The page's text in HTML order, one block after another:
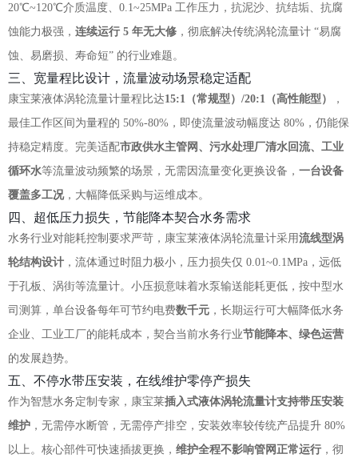
20℃~120℃介质温度、0.1~25MPa 工作压力，抗泥沙、抗结垢、抗腐
蚀能力极强， 连续运行 5 年无大修 ，彻底解决传统涡轮流量计 “易腐
蚀、易磨损、寿命短” 的行业难题。
三、宽量程比设计，流量波动场景稳定适配
康宝莱液体涡轮流量计量程比达15:1（常规型）/20:1（高性能型）
，
最佳工作区间为量程的 50%-80%，即使流量波动幅度达 80%，仍能保
持稳定精度。完美适配市政供水主管网、污水处理厂清水回流、工业
循环水等流量波动频繁的场景，无需因流量变化更换设备， 一台设备
覆盖多工况，大幅降低采购与运维成本。
四、超低压力损失，节能降本契合水务需求
水务行业对能耗控制要求严苛，康宝莱液体涡轮流量计采用流线型涡
轮结构设计 ，流体通过时阻力极小，压力损失仅 0.01~0.1MPa，远低
于孔板、涡街等流量计。小压损意味着水泵输送能耗更低，按中型水
司测算，单台设备每年可节约电费数千元 ，长期运行可大幅降低水务
企业、工业工厂的能耗成本，契合当前水务行业节能降本、绿色运营
的发展趋势。
五、不停水带压安装，在线维护零停产损失
作为智慧水务定制专家，康宝莱插入式液体涡轮流量计支持带压安装
维护 ，无需停水断管，无需停产排空，安装效率较传统产品提升 80%
以上。核心部件可快速插拔更换， 维护全程不影响管网正常运行 ，彻